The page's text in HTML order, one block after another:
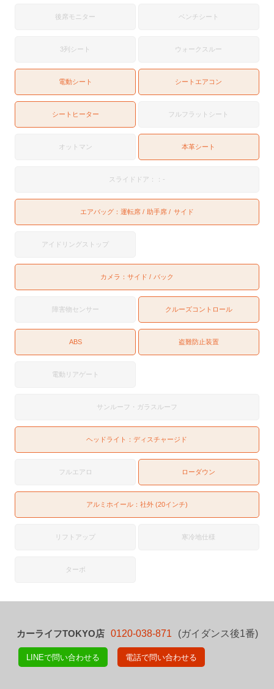
後席モニター ベンチシート
3列シート ウォークスルー
電動シート シートエアコン
シートヒーター フルフラットシート
オットマン 本革シート
スライドドア：：-
エアバッグ：運転席 助手席 サイド
アイドリングストップ
カメラ： サイド バック
障害物センサー クルーズコントロール
ABS 盗難防止装置
電動リアゲート
サンルーフ・ガラスルーフ
ヘッドライト：ディスチャージド
フルエアロ ローダウン
アルミホイール：社外 (20インチ)
リフトアップ 寒冷地仕様
ターボ
カーライフTOKYO店 0120-038-871 (ガイダンス後1番)
LINEで問い合わせる 電話で問い合わせる